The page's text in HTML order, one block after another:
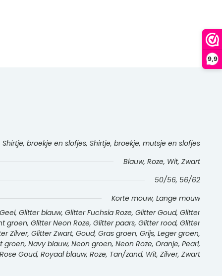
9,9
broekje en slofjes, Shirtje, broekje, mutsje en slofjes
Blauw, Roze, Wit, Zwart
50/56, 56/62
Korte mouw, Lange mouw
Glitter blauw, Glitter Fuchsia Roze, Glitter Goud, Glitter
Glitter Neon Roze, Glitter paars, Glitter rood, Glitter
Zilver, Glitter Zwart, Goud, Gras groen, Grijs, Leger groen,
Navy blauw, Neon groen, Neon Roze, Oranje, Pearl,
Goud, Royaal blauw, Roze, Tan/zand, Wit, Zilver, Zwart